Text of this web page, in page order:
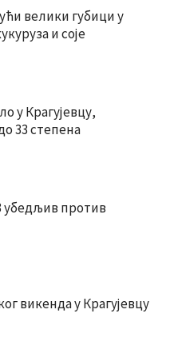
велики губици у
и соје
у Крагујевцу,
33 степена
убедљив против
викенда у Крагујевцу